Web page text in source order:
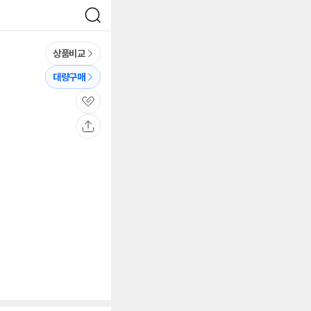
검
색
상품비교
대량구매
관
심